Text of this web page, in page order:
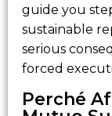
guide you
sustainable
serious
forced
Perché